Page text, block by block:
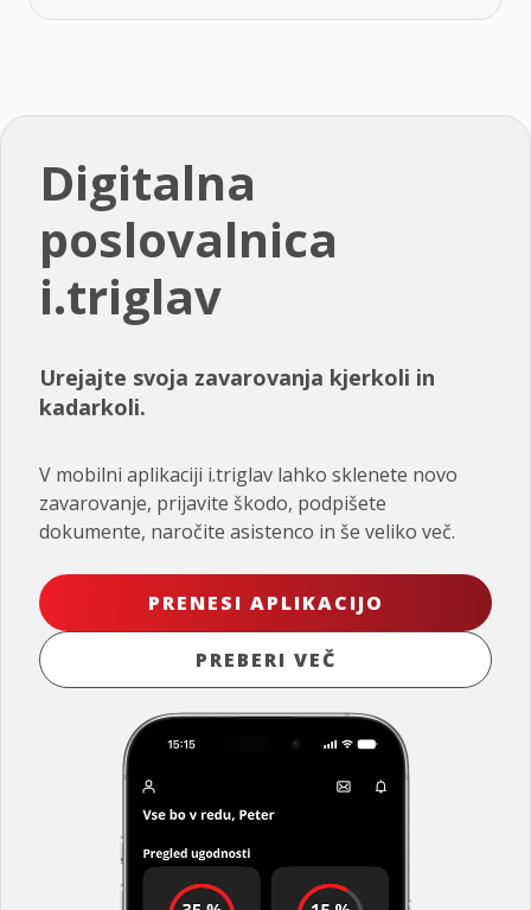
Digitalna
poslovalnica
i.triglav
Urejajte svoja zavarovanja kjerkoli in
kadarkoli.
V mobilni aplikaciji i.triglav lahko sklenete novo
zavarovanje, prijavite škodo, podpišete
dokumente, naročite asistenco in še veliko več.
PRENESI APLIKACIJO
PREBERI VEČ